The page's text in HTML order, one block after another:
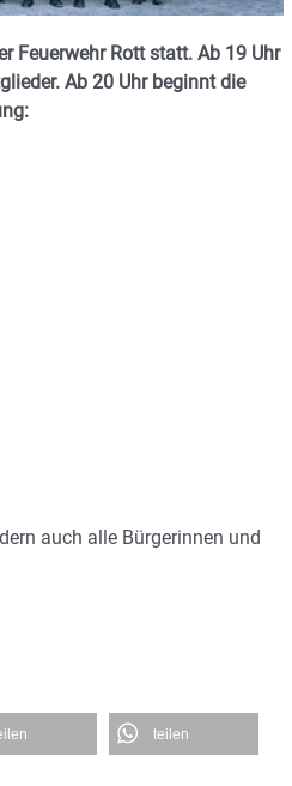
Feuerwehr Rott statt. Ab 19 Uhr
Ab 20 Uhr beginnt die
auch alle Bürgerinnen und
teilen